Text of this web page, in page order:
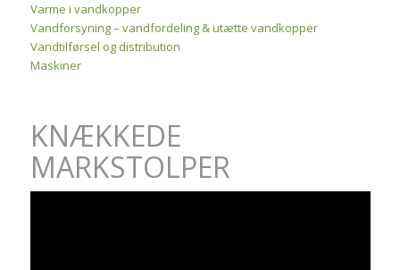
Varme i vandkopper
Vandforsyning – vandfordeling & utætte vandkopper
Vandtilførsel og distribution
Maskiner
KNÆKKEDE
MARKSTOLPER